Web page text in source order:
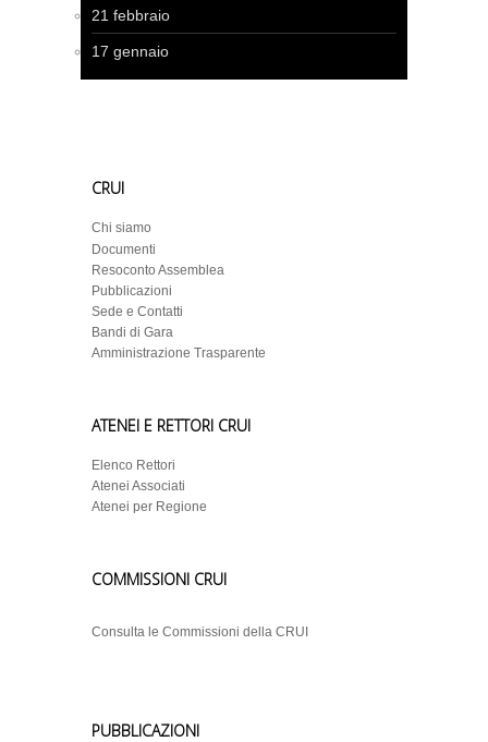
21 febbraio
17 gennaio
CRUI
Chi siamo
Documenti
Resoconto Assemblea
Pubblicazioni
Sede e Contatti
Bandi di Gara
Amministrazione Trasparente
ATENEI E RETTORI CRUI
Elenco Rettori
Atenei Associati
Atenei per Regione
COMMISSIONI CRUI
Consulta le Commissioni della CRUI
PUBBLICAZIONI